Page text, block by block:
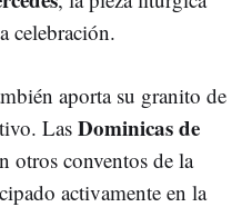
celebración.
aporta su granito de
Las Dominicas de
otros conventos de la
activamente en la